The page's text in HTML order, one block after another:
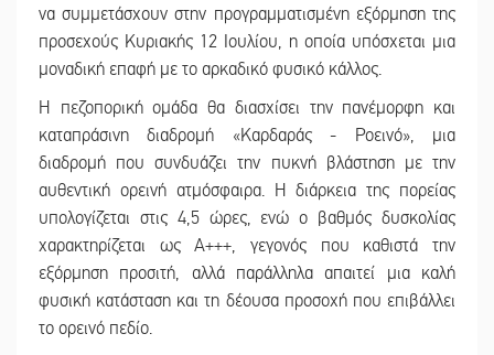
να συμμετάσχουν στην προγραμματισμένη εξόρμηση της
προσεχούς Κυριακής 12 Ιουλίου, η οποία υπόσχεται μια
μοναδική επαφή με το αρκαδικό φυσικό κάλλος.
Η πεζοπορική ομάδα θα διασχίσει την πανέμορφη και
καταπράσινη διαδρομή «Καρδαράς - Ροεινό», μια
διαδρομή που συνδυάζει την πυκνή βλάστηση με την
αυθεντική ορεινή ατμόσφαιρα. Η διάρκεια της πορείας
υπολογίζεται στις 4,5 ώρες, ενώ ο βαθμός δυσκολίας
χαρακτηρίζεται ως Α+++, γεγονός που καθιστά την
εξόρμηση προσιτή, αλλά παράλληλα απαιτεί μια καλή
φυσική κατάσταση και τη δέουσα προσοχή που επιβάλλει
το ορεινό πεδίο.